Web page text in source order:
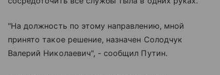
"На должность по этому направлению, мной
принято такое решение, назначен Солодчук
Валерий Николаевич", - сообщил Путин.